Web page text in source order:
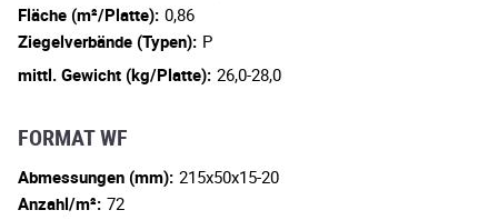
Fläche (m²/Platte): 0,86
Ziegelverbände (Typen): P
mittl. Gewicht (kg/Platte): 26,0-28,0
FORMAT WF
Abmessungen (mm): 215x50x15-20
Anzahl/m²: 72